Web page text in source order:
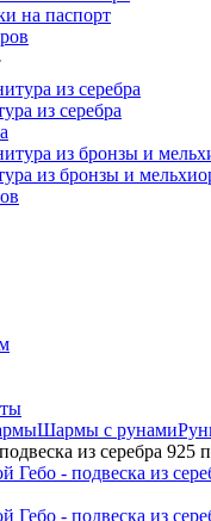
на паспорт
из серебра
из бронзы и
Шармы с рунами
из серебра 925